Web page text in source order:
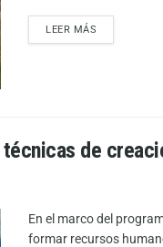
LEER MÁS
de
En el marco del
formar recursos